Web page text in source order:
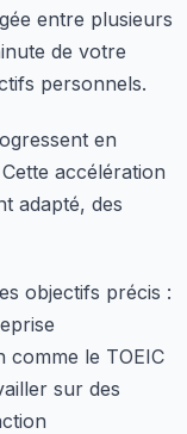
entre plusieurs
de votre
personnels.
en
accélération
adapté, des
objectifs précis :
le TOEIC
sur des